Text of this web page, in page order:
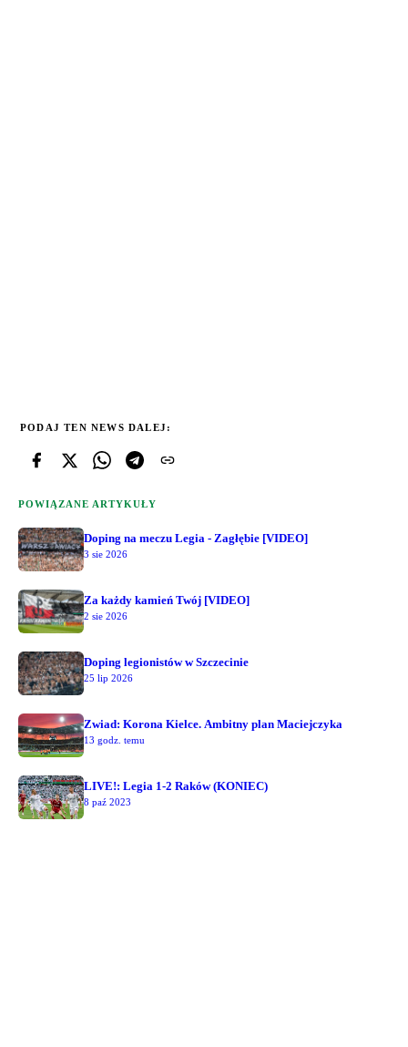
PODAJ TEN NEWS DALEJ:
POWIĄZANE ARTYKUŁY
Doping na meczu Legia - Zagłębie [VIDEO]
3 sie 2026
Za każdy kamień Twój [VIDEO]
2 sie 2026
Doping legionistów w Szczecinie
25 lip 2026
Zwiad: Korona Kielce. Ambitny plan Maciejczyka
13 godz. temu
LIVE!: Legia 1-2 Raków (KONIEC)
8 paź 2023